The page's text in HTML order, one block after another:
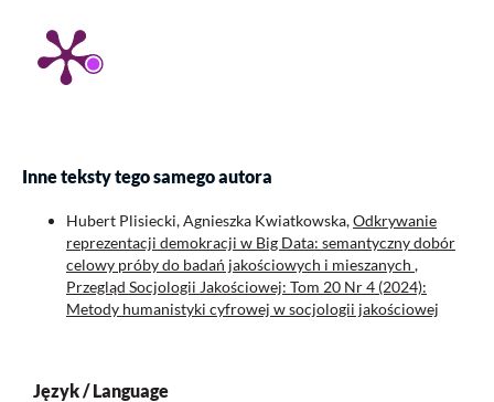
Inne teksty tego samego autora
Hubert Plisiecki, Agnieszka Kwiatkowska,Odkrywanie
reprezentacji demokracji w Big Data: semantyczny dobór
celowy próby do badań jakościowych i mieszanych ,
Przegląd Socjologii Jakościowej: Tom 20 Nr 4 (2024):
Metody humanistyki cyfrowej w socjologii jakościowej
Język / Language